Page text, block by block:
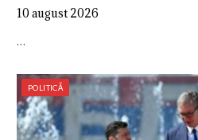
10 august 2026
…
POLITICĂ